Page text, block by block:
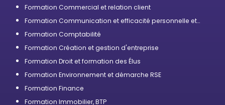
Formation Commercial et relation client
Formation Communication et efficacité personnelle et
Formation Comptabilité
Formation Création et gestion d'entreprise
Formation Droit et formation des Élus
Formation Environnement et démarche RSE
Formation Finance
Formation Immobilier, BTP